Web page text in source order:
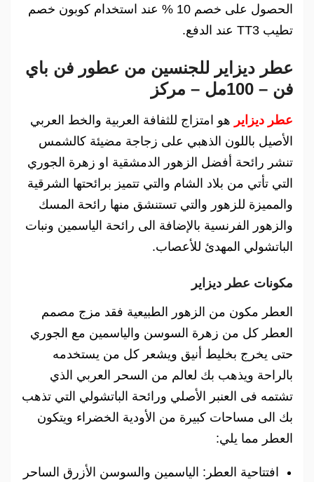
الحصول على خصم 10 % عند استخدام كوبون خصم
تطيب TT3 عند الدفع.
عطر ديزاير للجنسين من عطور فن باي
فن – 100مل – مركز
عطر ديزاير هو امتزاج للثفافة العربية والخط العربي
الأصيل باللون الذهبي على زجاجة مضيئة كالشمس
تنشر رائحة أفضل الزهور الدمشقية او زهرة الجوري
التي تأتي من بلاد الشام والتي تتميز برائحتها الشرقية
والمميزة للزهور والتي تستنشق منها رائحة المسك
والزهور الفرنسية بالإضافة الى رائحة الياسمين ونبات
الباتشولي المهدئ للأعصاب.
مكونات عطر ديزاير
العطر مكون من الزهور الطبيعية فقد مزج مصمم
العطر كل من زهرة السوسن والياسمين مع الجوري
حتى يخرج بخليط أنيق ويشعر كل من يستخدمه
بالراحة ويذهب بك لعالم من السحر العربي الذي
تشتمه فى العنبر الأصلي ورائحة الباتشولي التي تذهب
بك الى مساحات كبيرة من الأودية الخضراء ويتكون
العطر مما يلي:
افتتاحية العطر: الياسمين والسوسن الأزرق الساحر